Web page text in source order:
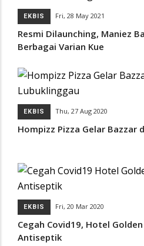
EKBIS Fri, 28 May 2021
Resmi Dilaunching, Maniez
Berbagai Varian Kue
EKBIS Thu, 27 Aug 2020
Hompizz Pizza Gelar Bazzar
EKBIS Fri, 20 Mar 2020
Cegah Covid19, Hotel
Antiseptik